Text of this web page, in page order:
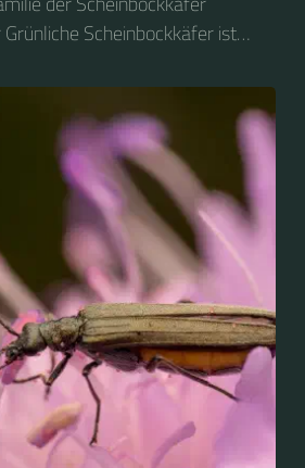
Scheinbockkäfer ist
nobilis).